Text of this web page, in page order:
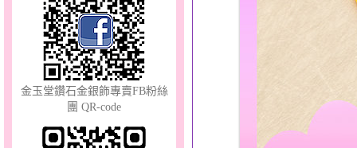
幸福祈願～金銀鋼套鍊
金玉堂鑽石金銀飾專賣FB粉絲
團 QR-code